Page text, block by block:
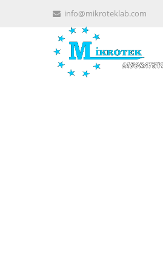
info@mikroteklab.com